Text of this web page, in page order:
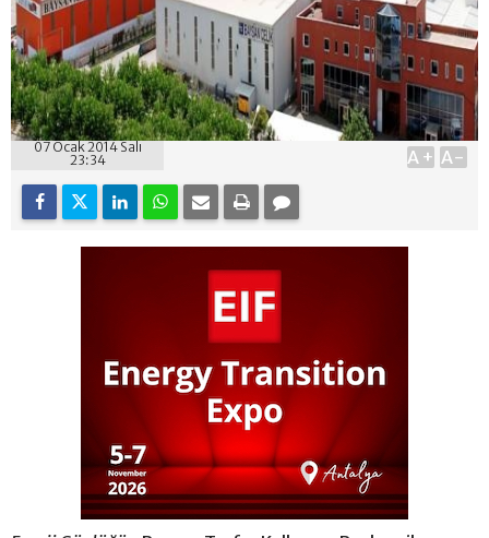
07 Ocak 2014 Salı
23:34
A+ A-